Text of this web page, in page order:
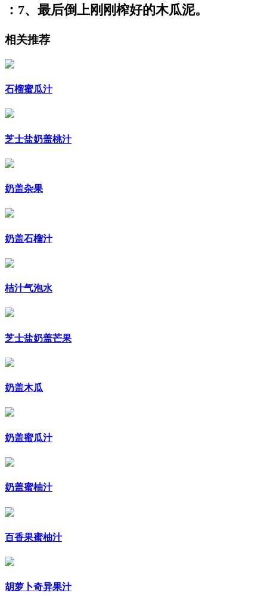
：7、最后倒上刚刚榨好的木瓜泥。
相关推荐
石榴蜜瓜汁
芝士盐奶盖桃汁
奶盖杂果
奶盖石榴汁
桔汁气泡水
芝士盐奶盖芒果
奶盖木瓜
奶盖蜜瓜汁
奶盖蜜柚汁
百香果蜜柚汁
胡萝卜奇异果汁